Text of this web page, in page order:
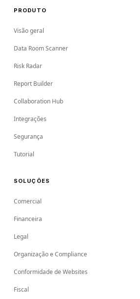
PRODUTO
Visão geral
Data Room Scanner
Risk Radar
Report Builder
Collaboration Hub
Integrações
Segurança
Tutorial
SOLUÇÕES
Comercial
Financeira
Legal
Organização e Compliance
Conformidade de Websites
Fiscal